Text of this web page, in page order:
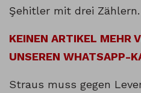
Şehitler mit drei Zählern.
KEINEN ARTIKEL MEHR
UNSEREN WHATSAPP-
Straus muss gegen